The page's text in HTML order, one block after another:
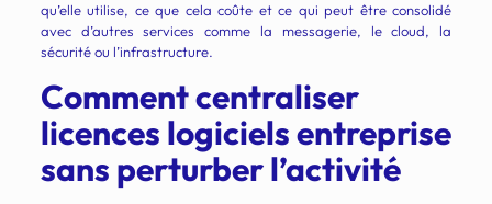
qu’elle utilise, ce que cela coûte et ce qui peut être consolidé
avec d’autres services comme la messagerie, le cloud, la
sécurité ou l’infrastructure.
Comment centraliser
licences logiciels entreprise
sans perturber l’activité